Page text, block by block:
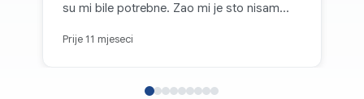
su mi bile potrebne. Zao mi je sto nisam
Prije 11 mjeseci